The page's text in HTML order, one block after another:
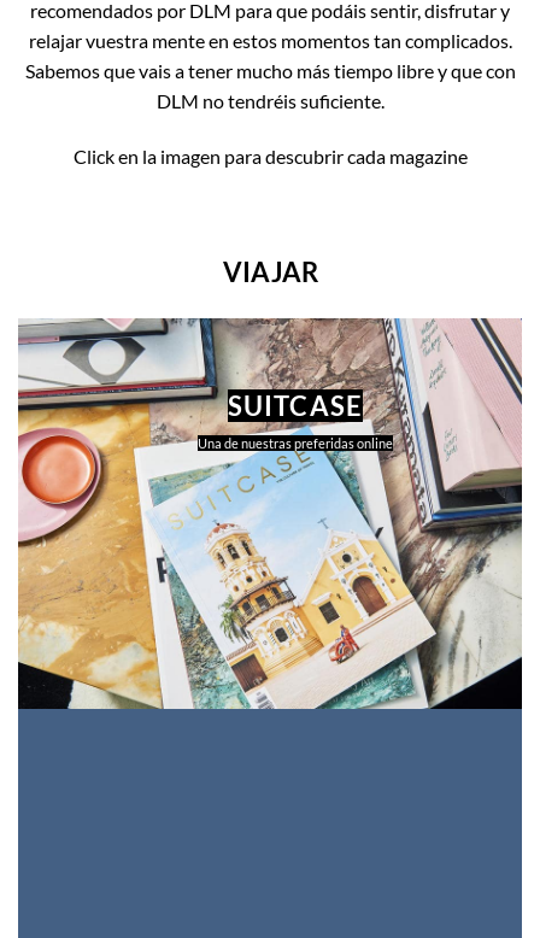
recomendados por DLM para que podáis sentir, disfrutar y
relajar vuestra mente en estos momentos tan complicados.
Sabemos que vais a tener mucho más tiempo libre y que con
DLM no tendréis suficiente.
Click en la imagen para descubrir cada magazine
VIAJAR
SUITCASE
Una de nuestras preferidas online